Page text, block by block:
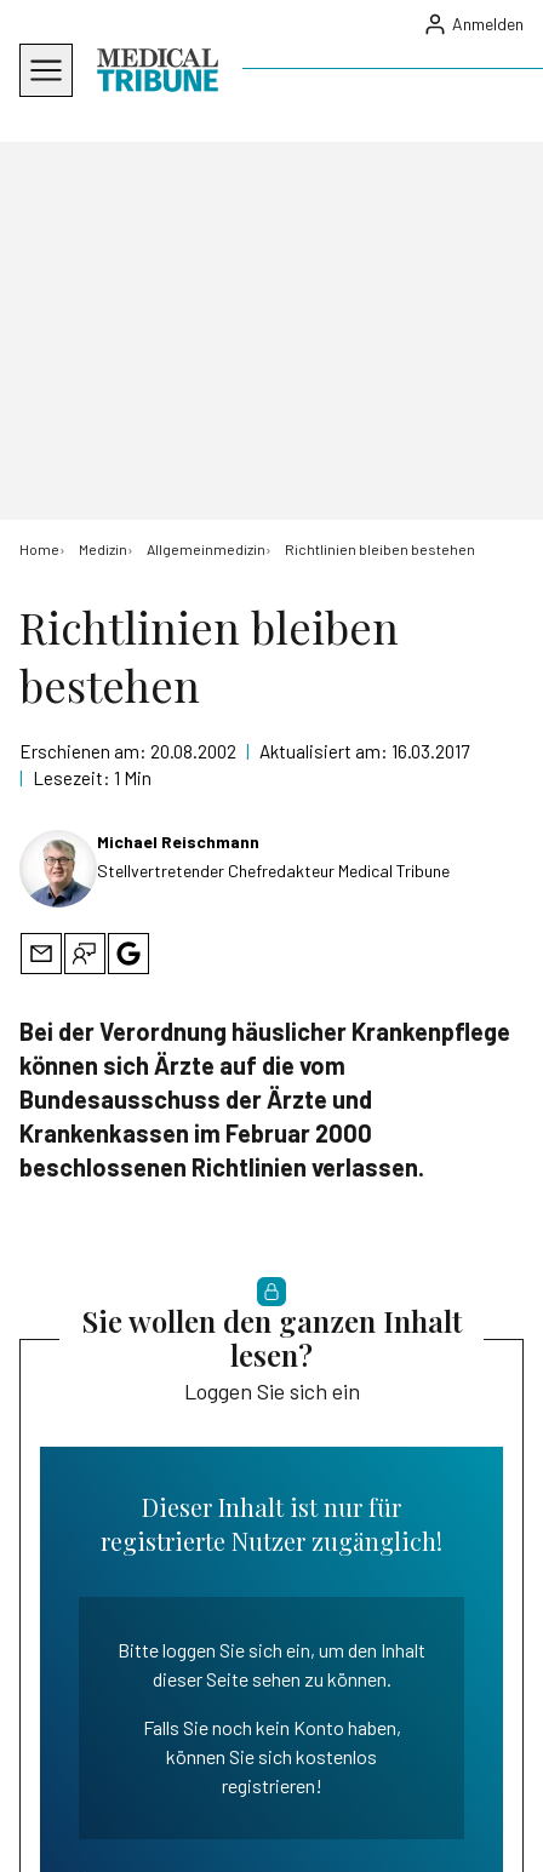
Anmelden
Home Medizin Allgemeinmedizin Richtlinien bleiben bestehen
Richtlinien bleiben
bestehen
Erschienen am: 20.08.2002 | Aktualisiert am: 16.03.2017
| Lesezeit: 1 Min
Michael Reischmann
Stellvertretender Chefredakteur Medical Tribune
Bei der Verordnung häuslicher Krankenpflege
können sich Ärzte auf die vom
Bundesausschuss der Ärzte und
Krankenkassen im Februar 2000
beschlossenen Richtlinien verlassen.
Sie wollen den ganzen Inhalt
lesen?
Loggen Sie sich ein
Dieser Inhalt ist nur für
registrierte Nutzer zugänglich!
Bitte loggen Sie sich ein, um den Inhalt
dieser Seite sehen zu können.
Falls Sie noch kein Konto haben,
können Sie sich kostenlos
registrieren!